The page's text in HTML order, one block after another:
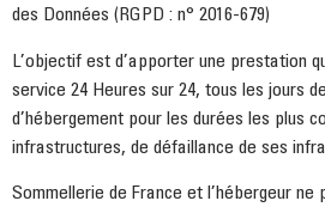
des Données (RGPD : n° 2016-679)
L’objectif est d’apporter une prestation
service 24 Heures sur 24, tous les jours
d’hébergement pour les durées les plus
infrastructures, de défaillance de ses
Sommellerie de France et l’hébergeur